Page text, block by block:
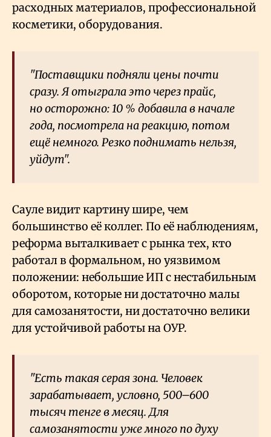
расходных материалов, профессиональной
косметики, оборудования.
"Поставщики подняли цены почти
сразу. Я отыграла это через прайс,
но осторожно: 10 % добавила в начале
года, посмотрела на реакцию, потом
ещё немного. Резко поднимать нельзя,
уйдут".
Сауле видит картину шире, чем
большинство её коллег. По её наблюдениям,
реформа выталкивает с рынка тех, кто
работал в формальном, но уязвимом
положении: небольшие ИП с нестабильным
оборотом, которые ни достаточно малы
для самозанятости, ни достаточно велики
для устойчивой работы на ОУР.
"Есть такая серая зона. Человек
зарабатывает, условно, 500–600
тысяч тенге в месяц. Для
самозанятости уже много по духу